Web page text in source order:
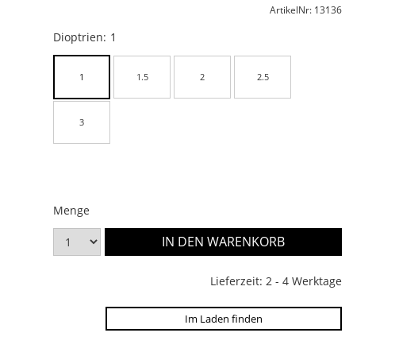
ArtikelNr: 13136
Dioptrien: 1
1 1.5 2 2.5
3
Menge
Lieferzeit: 2 - 4 Werktage
Im Laden finden